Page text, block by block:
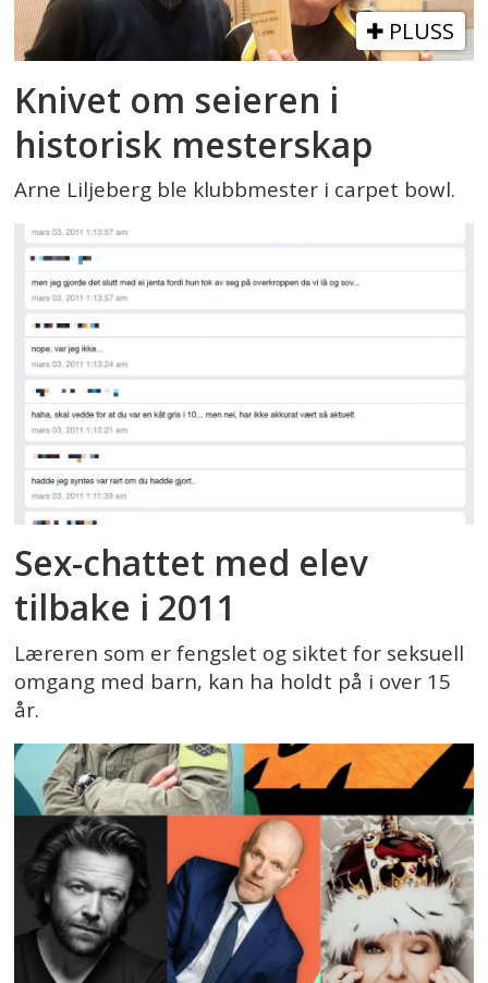
PLUSS
Knivet om seieren i
historisk mesterskap
Arne Liljeberg ble klubbmester i carpet bowl.
Sex-chattet med elev
tilbake i 2011
Læreren som er fengslet og siktet for seksuell
omgang med barn, kan ha holdt på i over 15
år.